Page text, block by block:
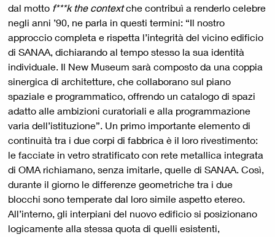
dal motto f***k the contextche contribuì a renderlo celebre
negli anni ’90, ne parla in questi termini: “Il nostro
approccio completa e rispetta l’integrità del vicino edificio
di SANAA, dichiarando al tempo stesso la sua identità
individuale. Il New Museum sarà composto da una coppia
sinergica di architetture, che collaborano sul piano
spaziale e programmatico, offrendo un catalogo di spazi
adatto alle ambizioni curatoriali e alla programmazione
varia dell’istituzione”. Un primo importante elemento di
continuità tra i due corpi di fabbrica è il loro rivestimento:
le facciate in vetro stratificato con rete metallica integrata
di OMA richiamano, senza imitarle, quelle di SANAA. Così,
durante il giorno le differenze geometriche tra i due
blocchi sono temperate dal loro simile aspetto etereo.
All’interno, gli interpiani del nuovo edificio si posizionano
logicamente alla stessa quota di quelli esistenti,